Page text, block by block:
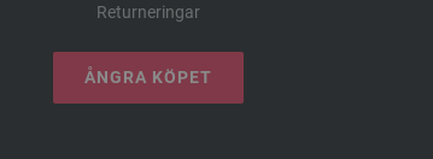
Returneringar
ÅNGRA KÖPET